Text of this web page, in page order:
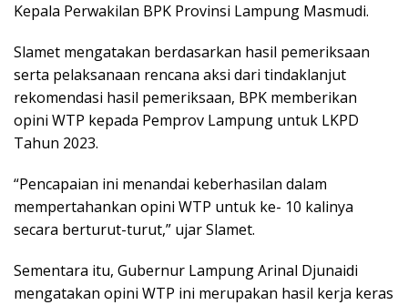
Kepala Perwakilan BPK Provinsi Lampung Masmudi.
Slamet mengatakan berdasarkan hasil pemeriksaan
serta pelaksanaan rencana aksi dari tindaklanjut
rekomendasi hasil pemeriksaan, BPK memberikan
opini WTP kepada Pemprov Lampung untuk LKPD
Tahun 2023.
“Pencapaian ini menandai keberhasilan dalam
mempertahankan opini WTP untuk ke- 10 kalinya
secara berturut-turut,” ujar Slamet.
Sementara itu, Gubernur Lampung Arinal Djunaidi
mengatakan opini WTP ini merupakan hasil kerja keras